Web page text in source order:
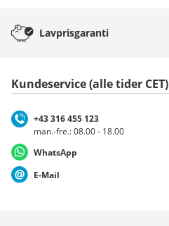
Lavprisgaranti
Kundeservice (alle tider CET)
+43 316 455 123
man.-fre.: 08.00 - 18.00
WhatsApp
E-Mail